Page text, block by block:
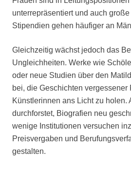
unterrepräsentiert und auch
Stipendien gehen häufiger an
Gleichzeitig wächst jedoch das
Ungleichheiten. Werke wie
oder neue Studien über den
bei, die Geschichten vergessener
Künstlerinnen ans Licht zu holen.
durchforstet, Biografien neu
wenige Institutionen versuchen
Preisvergaben und
gestalten.